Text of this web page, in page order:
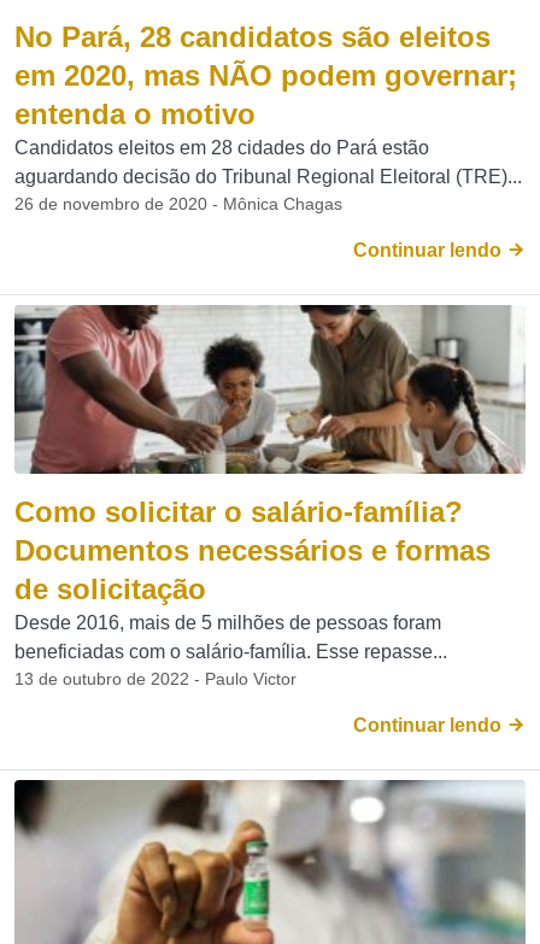
No Pará, 28 candidatos são eleitos
em 2020, mas NÃO podem governar;
entenda o motivo
Candidatos eleitos em 28 cidades do Pará estão
aguardando decisão do Tribunal Regional Eleitoral (TRE)...
26 de novembro de 2020 - Mônica Chagas
Continuar lendo
Como solicitar o salário-família?
Documentos necessários e formas
de solicitação
Desde 2016, mais de 5 milhões de pessoas foram
beneficiadas com o salário-família. Esse repasse...
13 de outubro de 2022 - Paulo Victor
Continuar lendo